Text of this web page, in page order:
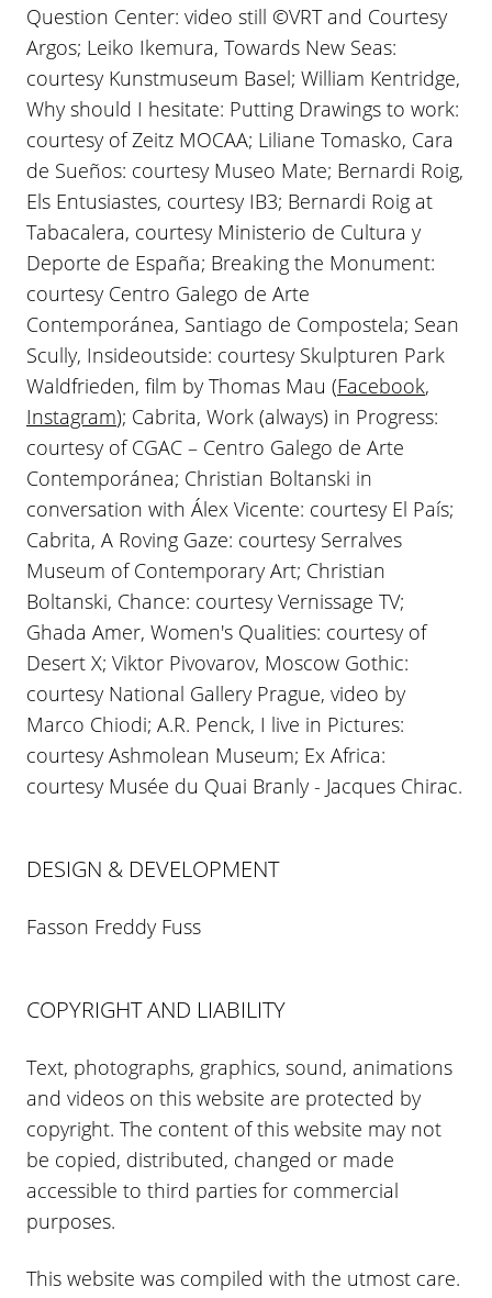
Question Center: video still ©VRT and Courtesy
Argos; Leiko Ikemura, Towards New Seas:
courtesy Kunstmuseum Basel; William Kentridge,
Why should I hesitate: Putting Drawings to work:
courtesy of Zeitz MOCAA; Liliane Tomasko, Cara
de Sueños: courtesy Museo Mate; Bernardi Roig,
Els Entusiastes, courtesy IB3; Bernardi Roig at
Tabacalera, courtesy Ministerio de Cultura y
Deporte de España; Breaking the Monument:
courtesy Centro Galego de Arte
Contemporánea, Santiago de Compostela; Sean
Scully, Insideoutside: courtesy Skulpturen Park
Waldfrieden, film by Thomas Mau (Facebook,
Instagram); Cabrita, Work (always) in Progress:
courtesy of CGAC – Centro Galego de Arte
Contemporánea; Christian Boltanski in
conversation with Álex Vicente: courtesy El País;
Cabrita, A Roving Gaze: courtesy Serralves
Museum of Contemporary Art; Christian
Boltanski, Chance: courtesy Vernissage TV;
Ghada Amer, Women's Qualities: courtesy of
Desert X; Viktor Pivovarov, Moscow Gothic:
courtesy National Gallery Prague, video by
Marco Chiodi; A.R. Penck, I live in Pictures:
courtesy Ashmolean Museum; Ex Africa:
courtesy Musée du Quai Branly - Jacques Chirac.
DESIGN & DEVELOPMENT
Fasson Freddy Fuss
COPYRIGHT AND LIABILITY
Text, photographs, graphics, sound, animations
and videos on this website are protected by
copyright. The content of this website may not
be copied, distributed, changed or made
accessible to third parties for commercial
purposes.
This website was compiled with the utmost care.